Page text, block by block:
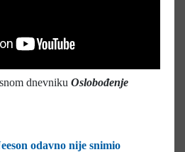
dnevniku Oslobođenje
odavno nije snimio